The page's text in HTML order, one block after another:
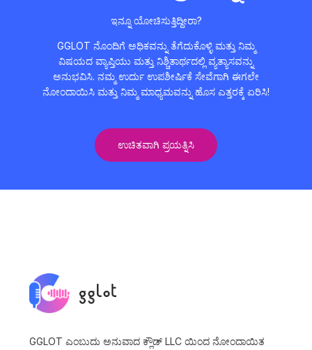
ಇನ್ನೂ ಯೋಚಿಸುತ್ತಿದ್ದೀರಾ?
GGLOT ನೊಂದಿಗೆ ಅಧಿಕವನ್ನು ತೆಗೆದುಕೊಳ್ಳಿ ಮತ್ತು ನಿಮ್ಮ
ವಿಷಯದ ವ್ಯಾಪ್ತಿಯು ಮತ್ತು ನಿಶ್ಚಿತಾರ್ಥದಲ್ಲಿ ವ್ಯತ್ಯಾಸವನ್ನು
ಅನುಭವಿಸಿ. ನಮ್ಮ ಉರ್ದು ಉಪಶೀರ್ಷಿಕೆ ಸೇವೆಗಾಗಿ ಈಗಲೇ
ನೋಂದಾಯಿಸಿ ಮತ್ತು ನಿಮ್ಮ ಮಾಧ್ಯಮವನ್ನು ಹೊಸ ಎತ್ತರಕ್ಕೆ ಏರಿಸಿ!
ಉಚಿತವಾಗಿ ಪ್ರಯತ್ನಿಸಿ
GGLOT ಎಂಬುದು ಅನುವಾದ ಕ್ಲೌಡ್ LLC ಯಿಂದ ನೋಂದಾಯಿತ